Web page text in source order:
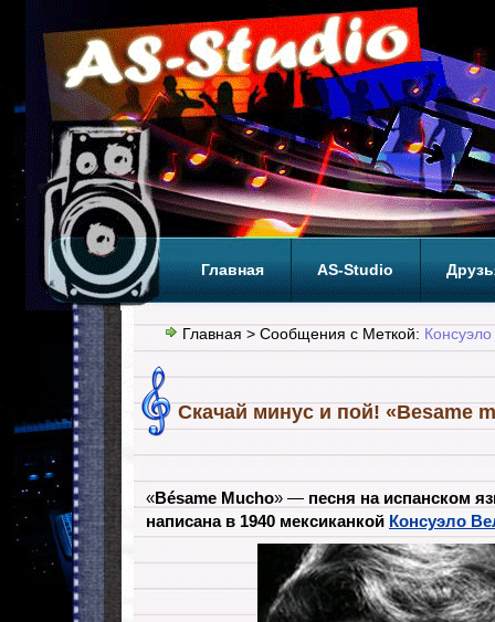
Главная AS-Studio
Теги ТОП
Главная > Сообщения с Меткой:
Скачай минус и пой! «Besame
«Bésame Mucho» — песня на испанском
написана в 1940 мексиканкой Консуэло